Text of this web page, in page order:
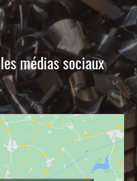
médias sociaux